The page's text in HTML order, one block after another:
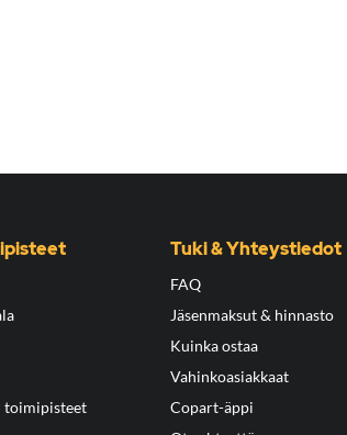
toimipisteet
Tuki & Yhteystiedot
FAQ
Jäsenmaksut & hinnasto
Kuinka ostaa
Vahinkoasiakkaat
Copart-äppi